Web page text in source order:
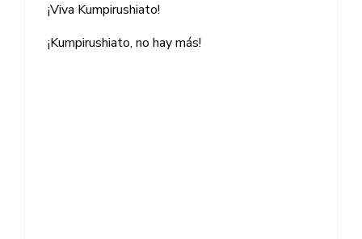
¡Viva Kumpirushiato!
¡Kumpirushiato, no hay más!